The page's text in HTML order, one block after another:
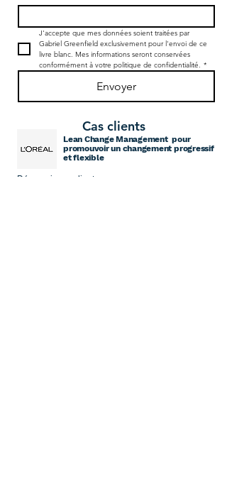
J'accepte que mes données soient traitées par
Gabriel Greenfield exclusivement pour l'envoi de ce
livre blanc. Mes informations seront conservées
conformément à votre politique de confidentialité. *
Envoyer
Cas clients
Lean Change Management pour
promouvoir un changement progressif
et flexible
Découvrir cas client >